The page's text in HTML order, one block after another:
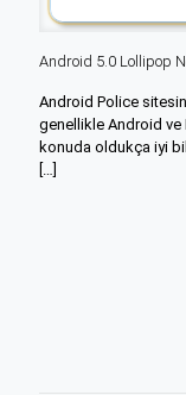
Android 5.0 Lollipop
Android Police
genellikle Android ve
konuda oldukça iyi